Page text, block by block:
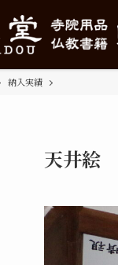
納入実績
天井絵